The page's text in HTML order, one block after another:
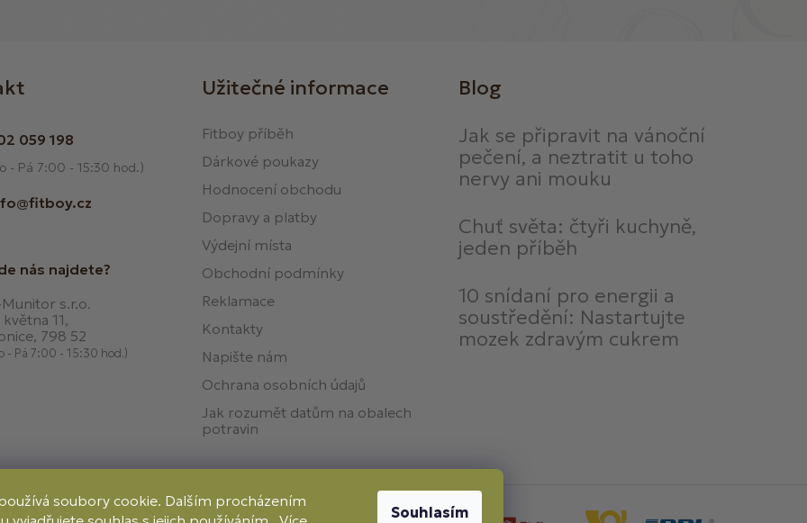
soubory cookie. Dalším procházením
Souhlasím
059 198
- Pá 7:00 - 15:30 hod.)
nás najdete?
Munitor s.r.o.
května 11,
798 52
- Pá 7:00 - 15:30 hod.)
Užitečné informace
Fitboy příběh
Dárkové poukazy
Hodnocení obchodu
Dopravy a platby
Výdejní místa
Obchodní podmínky
Reklamace
Kontakty
Napište nám
Ochrana osobních údajů
Jak rozumět datům na obalech
potravin
Blog
Jak se připravit na vánoční
pečení, a neztratit u toho
nervy ani mouku
Chuť světa: čtyři kuchyně,
jeden příběh
10 snídaní pro energii a
soustředění: Nastartujte
mozek zdravým cukrem